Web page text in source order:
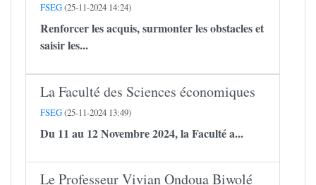
FSEG(25-11-2024 14:24)
Renforcer les acquis, surmonter les obstacles et
saisir les...
La Faculté des Sciences économiques
FSEG(25-11-2024 13:49)
Du 11 au 12 Novembre 2024, la Faculté a...
Le Professeur Vivian Ondoua Biwolé